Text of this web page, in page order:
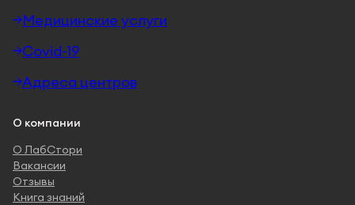
Медицинские услуги
Covid-19
Адреса центров
О компании
О ЛабСтори
Вакансии
Отзывы
Книга знаний